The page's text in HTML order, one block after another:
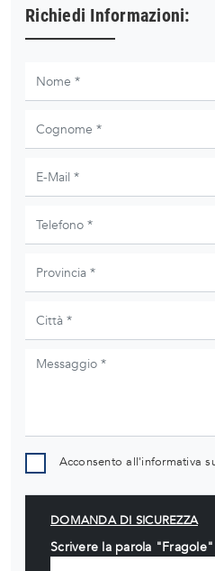
Richiedi Informazioni:
Acconsento all'informativa
DOMANDA DI SICUREZZA
Scrivere la parola